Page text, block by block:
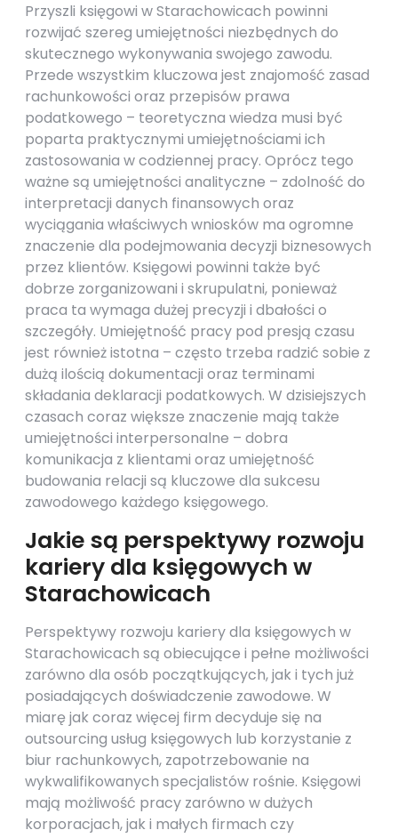
Przyszli księgowi w Starachowicach powinni
rozwijać szereg umiejętności niezbędnych do
skutecznego wykonywania swojego zawodu.
Przede wszystkim kluczowa jest znajomość zasad
rachunkowości oraz przepisów prawa
podatkowego – teoretyczna wiedza musi być
poparta praktycznymi umiejętnościami ich
zastosowania w codziennej pracy. Oprócz tego
ważne są umiejętności analityczne – zdolność do
interpretacji danych finansowych oraz
wyciągania właściwych wniosków ma ogromne
znaczenie dla podejmowania decyzji biznesowych
przez klientów. Księgowi powinni także być
dobrze zorganizowani i skrupulatni, ponieważ
praca ta wymaga dużej precyzji i dbałości o
szczegóły. Umiejętność pracy pod presją czasu
jest również istotna – często trzeba radzić sobie z
dużą ilością dokumentacji oraz terminami
składania deklaracji podatkowych. W dzisiejszych
czasach coraz większe znaczenie mają także
umiejętności interpersonalne – dobra
komunikacja z klientami oraz umiejętność
budowania relacji są kluczowe dla sukcesu
zawodowego każdego księgowego.
Jakie są perspektywy rozwoju
kariery dla księgowych w
Starachowicach
Perspektywy rozwoju kariery dla księgowych w
Starachowicach są obiecujące i pełne możliwości
zarówno dla osób początkujących, jak i tych już
posiadających doświadczenie zawodowe. W
miarę jak coraz więcej firm decyduje się na
outsourcing usług księgowych lub korzystanie z
biur rachunkowych, zapotrzebowanie na
wykwalifikowanych specjalistów rośnie. Księgowi
mają możliwość pracy zarówno w dużych
korporacjach, jak i małych firmach czy